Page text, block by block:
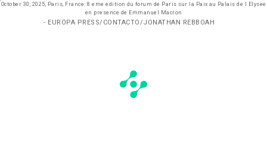
October 30, 2025, Paris, France: 8 eme edition du forum de Paris sur la Paix au Palais de l Elysee
en presence de Emmanuel Macron
- EUROPA PRESS/CONTACTO/JONATHAN REBBOAH